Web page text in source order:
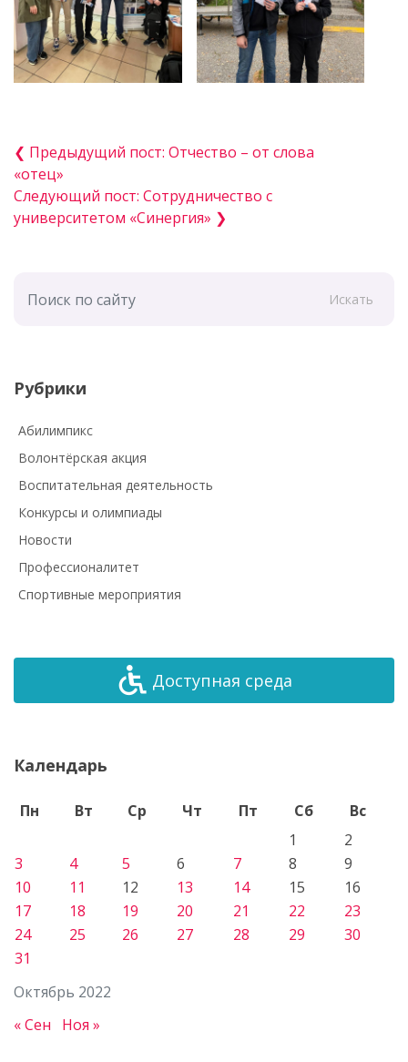
❮ Предыдущий пост: Отчество – от слова
«отец»
Следующий пост: Сотрудничество с
университетом «Синергия» ❯
Искать
Рубрики
Абилимпикс
Волонтёрская акция
Воспитательная деятельность
Конкурсы и олимпиады
Новости
Профессионалитет
Спортивные мероприятия
Доступная среда
Календарь
Октябрь 2022
Пн Вт Ср Чт Пт Сб
Вс
1
2
3
4 5 6 7 8
9
10
11 12 13 14 15
16
17
18 19 20 21 22
23
24
25 26 27 28 29
30
31
« Сен Ноя »